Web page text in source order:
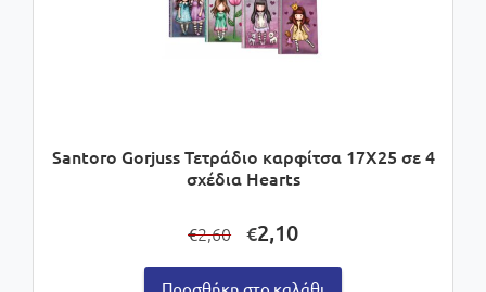
Santoro Gorjuss Τετράδιο καρφίτσα 17Χ25 σε 4
σχέδια Hearts
€2,60
Original
€2,10Η
τιμή
Προσθήκη στο καλάθι